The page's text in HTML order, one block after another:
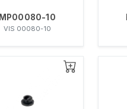
10
VIS 00080-10